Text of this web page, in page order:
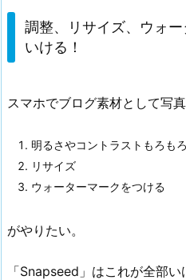
調整、リサイズ、ウォ
いける！
スマホでブログ素材として写
明るさやコントラストもろも
リサイズ
ウォーターマークをつける
がやりたい。
「Snapseed」はこれが全部